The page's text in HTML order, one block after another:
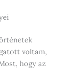
voltam,
hogy az